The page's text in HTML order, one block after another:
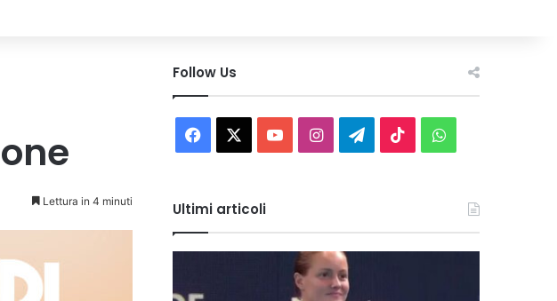
Lettura in 4 minuti
Follow Us
Facebook You InstagramTelegram
TikTokWhatsApp
Ultimi articoli